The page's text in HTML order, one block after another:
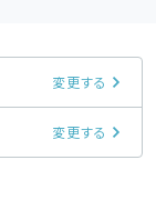
変更する
変更する